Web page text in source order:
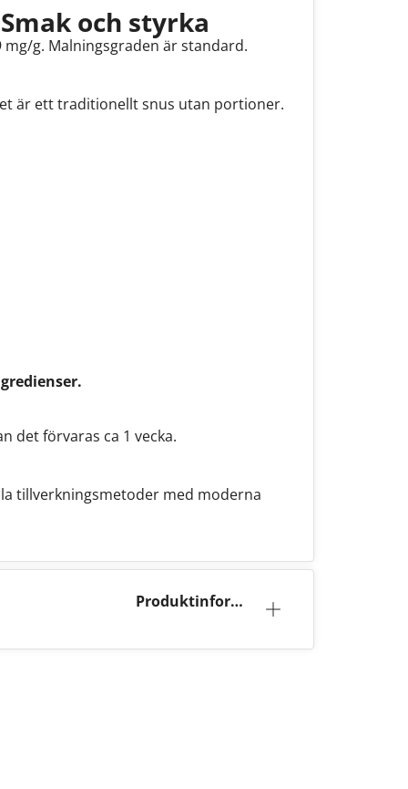
och styrka
g. Malningsgraden är standard.
är ett traditionellt snus utan portioner.
det förvaras ca 1 vecka.
tillverkningsmetoder med moderna
Produktinforma